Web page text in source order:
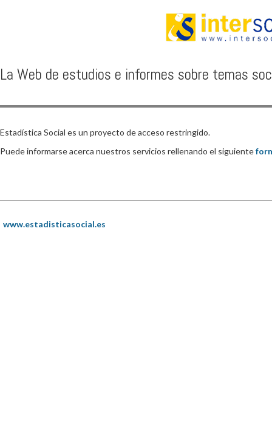
La Web de estudios e informes sobre temas
Estadística Social es un proyecto de acceso restringido.
Puede informarse acerca nuestros servicios rellenando el siguiente
www.estadisticasocial.es